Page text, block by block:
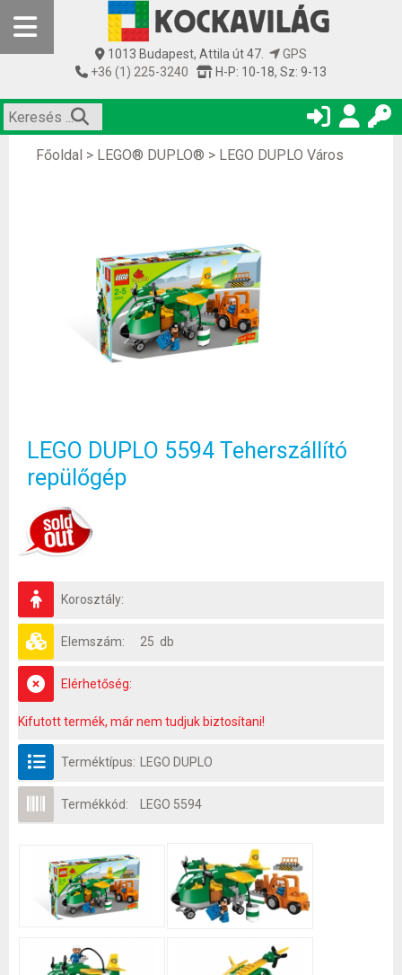
1013 Budapest, Attila út 47.
GPS
+36 (1) 225-3240
H-P: 10-18, Sz: 9-13
Főoldal > LEGO® DUPLO® > LEGO DUPLO Város
LEGO DUPLO 5594 Teherszállító
repülőgép
Korosztály:
Elemszám: 25 db
Elérhetőség:
Kifutott termék, már nem tudjuk biztosítani!
Terméktípus: LEGO DUPLO
Termékkód: LEGO 5594